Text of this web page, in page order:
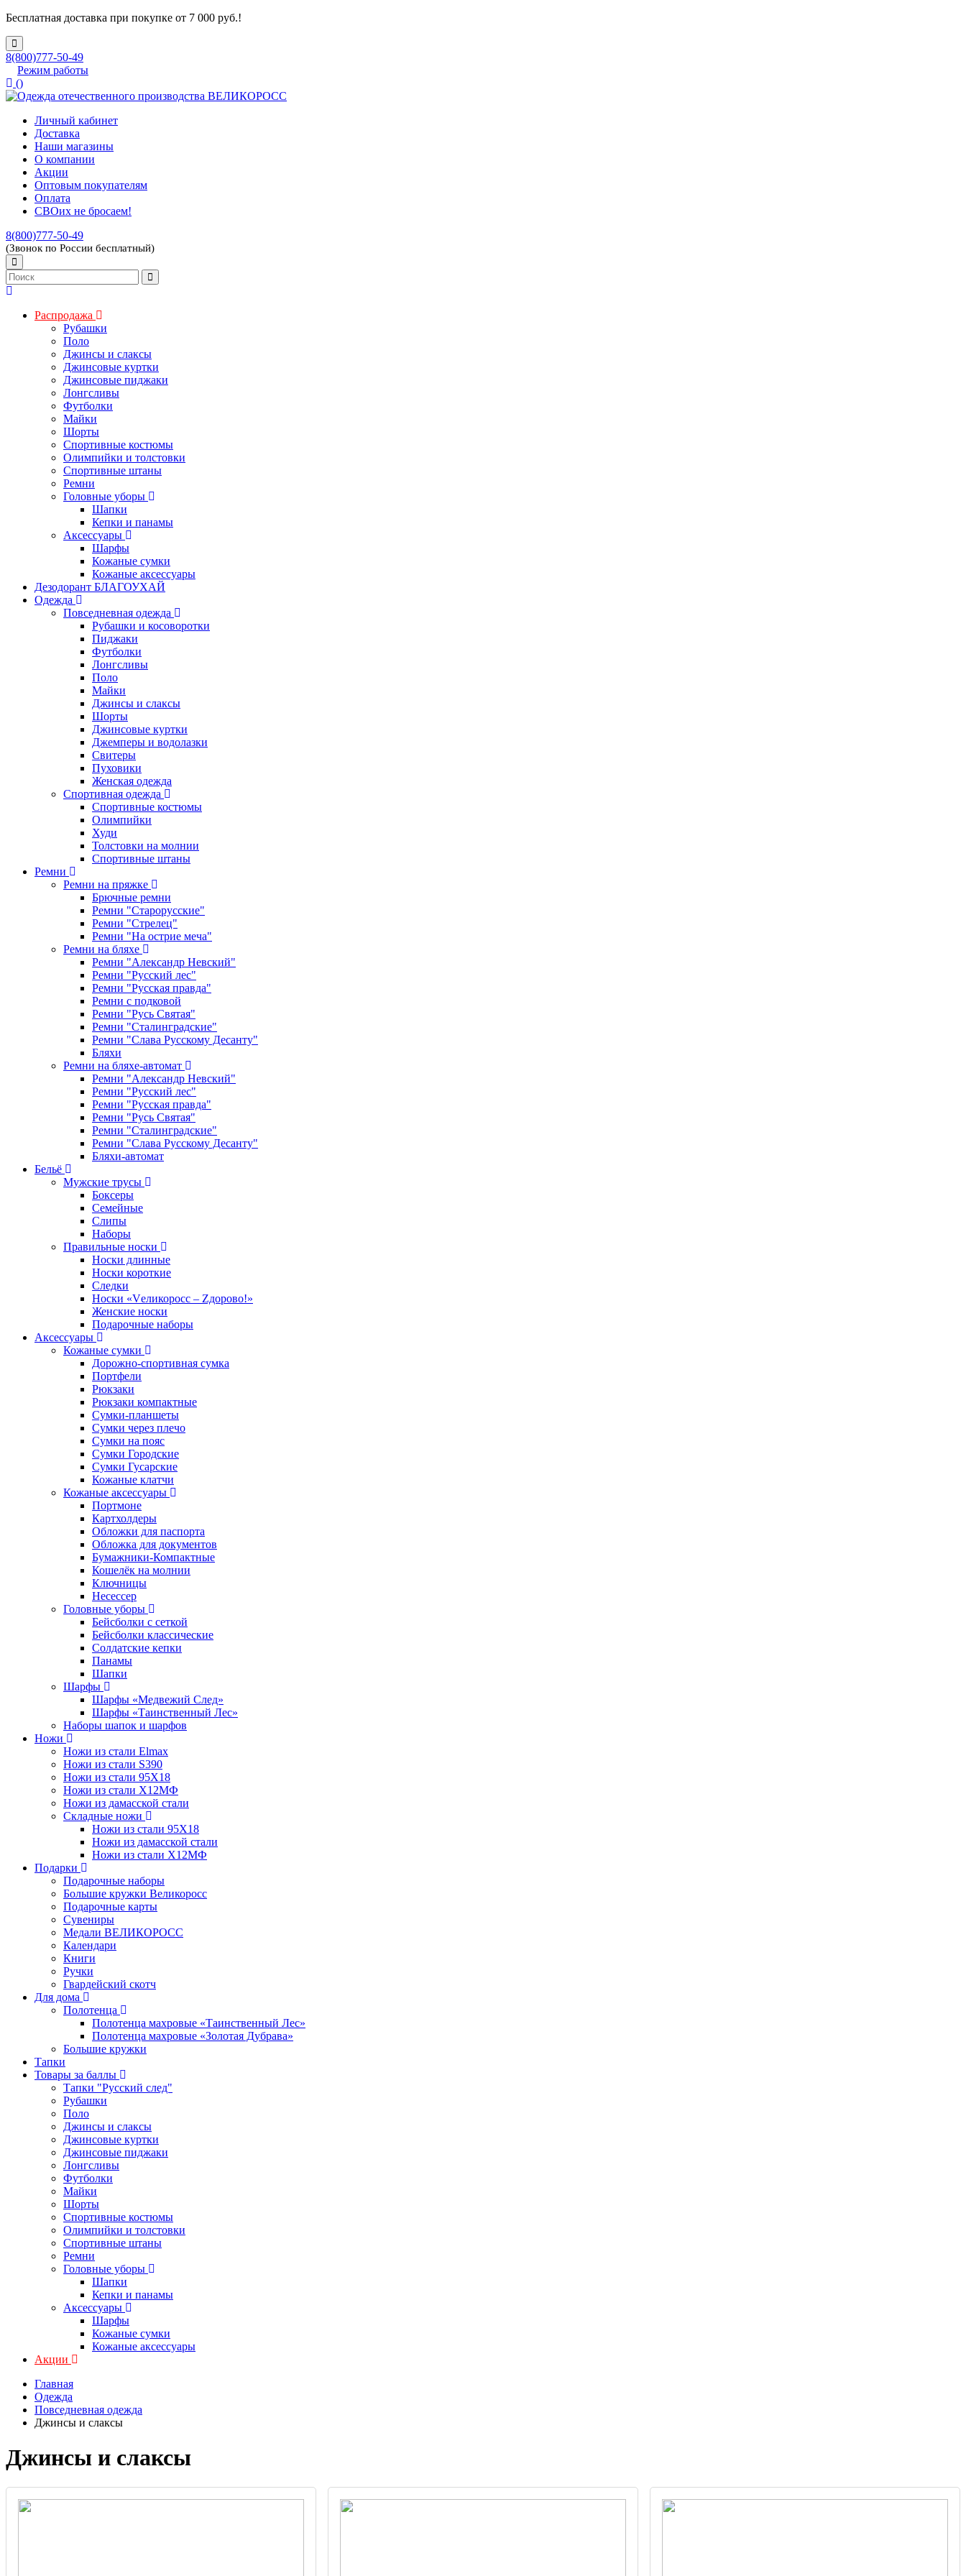
Бесплатная доставка при покупке от 7 000 руб.!
8(800)777-50-49
Режим работы
()
Личный кабинет
Доставка
Наши магазины
О компании
Акции
Оптовым покупателям
Оплата
СВОих не бросаем!
8(800)777-50-49
(Звонок по России бесплатный)
Распродажа
Рубашки
Поло
Джинсы и слаксы
Джинсовые куртки
Джинсовые пиджаки
Лонгсливы
Футболки
Майки
Шорты
Спортивные костюмы
Олимпийки и толстовки
Спортивные штаны
Ремни
Головные уборы
Шапки
Кепки и панамы
Аксессуары
Шарфы
Кожаные сумки
Кожаные аксессуары
Дезодорант БЛАГОУХАЙ
Одежда
Повседневная одежда
Рубашки и косоворотки
Пиджаки
Футболки
Лонгсливы
Поло
Майки
Джинсы и слаксы
Шорты
Джинсовые куртки
Джемперы и водолазки
Свитеры
Пуховики
Женская одежда
Спортивная одежда
Спортивные костюмы
Олимпийки
Худи
Толстовки на молнии
Спортивные штаны
Ремни
Ремни на пряжке
Брючные ремни
Ремни "Старорусские"
Ремни "Стрелец"
Ремни "На острие меча"
Ремни на бляхе
Ремни "Александр Невский"
Ремни "Русский лес"
Ремни "Русская правда"
Ремни с подковой
Ремни "Русь Святая"
Ремни "Сталинградские"
Ремни "Слава Русскому Десанту"
Бляхи
Ремни на бляхе-автомат
Ремни "Александр Невский"
Ремни "Русский лес"
Ремни "Русская правда"
Ремни "Русь Святая"
Ремни "Сталинградские"
Ремни "Слава Русскому Десанту"
Бляхи-автомат
Бельё
Мужские трусы
Боксеры
Семейные
Слипы
Наборы
Правильные носки
Носки длинные
Носки короткие
Следки
Носки «Vеликоросс – Zдорово!»
Женские носки
Подарочные наборы
Аксессуары
Кожаные сумки
Дорожно-спортивная сумка
Портфели
Рюкзаки
Рюкзаки компактные
Сумки-планшеты
Сумки через плечо
Сумки на пояс
Сумки Городские
Сумки Гусарские
Кожаные клатчи
Кожаные аксессуары
Портмоне
Картхолдеры
Обложки для паспорта
Обложка для документов
Бумажники-Компактные
Кошелёк на молнии
Ключницы
Несессер
Головные уборы
Бейсболки с сеткой
Бейсболки классические
Солдатские кепки
Панамы
Шапки
Шарфы
Шарфы «Медвежий След»
Шарфы «Таинственный Лес»
Наборы шапок и шарфов
Ножи
Ножи из стали Elmax
Ножи из стали S390
Ножи из стали 95X18
Ножи из стали Х12МФ
Ножи из дамасской стали
Складные ножи
Ножи из стали 95X18
Ножи из дамасской стали
Ножи из стали Х12МФ
Подарки
Подарочные наборы
Большие кружки Великоросс
Подарочные карты
Сувениры
Медали ВЕЛИКОРОСС
Календари
Книги
Ручки
Гвардейский скотч
Для дома
Полотенца
Полотенца махровые «Таинственный Лес»
Полотенца махровые «Золотая Дубрава»
Большие кружки
Тапки
Товары за баллы
Тапки "Русский след"
Рубашки
Поло
Джинсы и слаксы
Джинсовые куртки
Джинсовые пиджаки
Лонгсливы
Футболки
Майки
Шорты
Спортивные костюмы
Олимпийки и толстовки
Спортивные штаны
Ремни
Головные уборы
Шапки
Кепки и панамы
Аксессуары
Шарфы
Кожаные сумки
Кожаные аксессуары
Акции
Главная
Одежда
Повседневная одежда
Джинсы и слаксы
Джинсы и слаксы